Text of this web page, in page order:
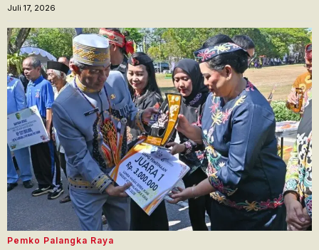
Juli 17, 2026
Pemko Palangka Raya